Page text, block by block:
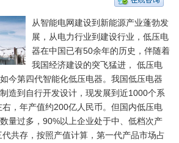
从智能电网建设到新能源产业蓬勃发
展，从电力行业到建设行业，低压电
器在中国已有50余年的历史，伴随着
我国经济建设的突飞猛进， 低压电
今第四代智能化低压电器。我国低压电器
造到自行开发设计，现发展到近1000个系
，年产值约200亿人民币。但国内低压电
量过多，90%以上企业处于中、低档次产
共存，按照产值计算，第一代产品市场占